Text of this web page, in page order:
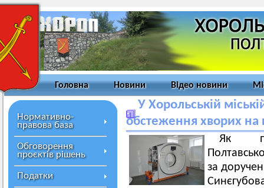
Головна Новини Відео новини
Нормативно-
правова база
Обговорення
проєктів рішень
Податки
У Хорольській
обстеження хворих на
Як
за